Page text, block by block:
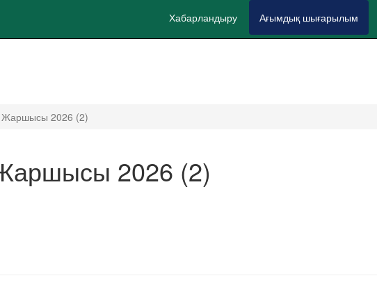
Хабарландыру Ағымдық шығарылым
2026 (2)
2026 (2)